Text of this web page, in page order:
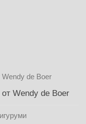
Wendy de Boer